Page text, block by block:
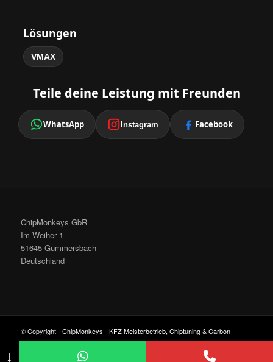
Lösungen
VMAX
Teile deine Leistung mit Freunden
WhatsApp Instagram Facebook
ChipMonkeys GbR
Im Weiher 1
51645 Gummersbach
Deutschland
© Copyright - ChipMonkeys - KFZ Meisterbetrieb, Chiptuning & Carbon
Cleaning-Enfold Theme by Kriesi
↓